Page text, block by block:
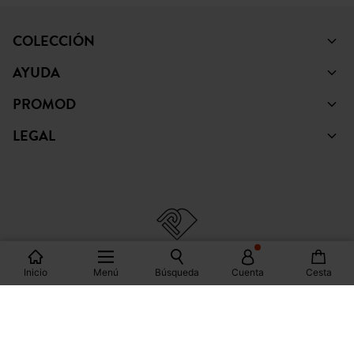
Inicio Menú Búsqueda Cuenta Cesta
*Mostrar condiciones
España